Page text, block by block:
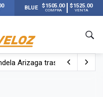
BLUE $1505.00
COMPRA
$1525.00
VENTA
Arizaga tras el
su novia en San Luis: